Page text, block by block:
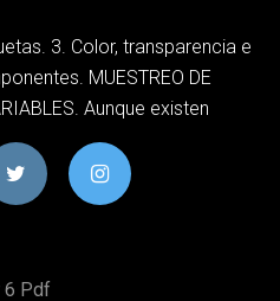
3. Color, transparencia e
MUESTREO DE
Aunque existen
6 Pdf